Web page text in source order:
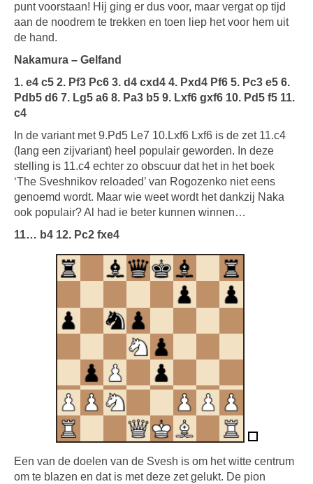
punt voorstaan! Hij ging er dus voor, maar vergat op tijd
aan de noodrem te trekken en toen liep het voor hem uit
de hand.
Nakamura – Gelfand
1. e4 c5 2. Pf3 Pc6 3. d4 cxd4 4. Pxd4 Pf6 5. Pc3 e5 6.
Pdb5 d6 7. Lg5 a6 8. Pa3 b5 9. Lxf6 gxf6 10. Pd5 f5 11.
c4
In de variant met 9.Pd5 Le7 10.Lxf6 Lxf6 is de zet 11.c4
(lang een zijvariant) heel populair geworden. In deze
stelling is 11.c4 echter zo obscuur dat het in het boek
‘The Sveshnikov reloaded’ van Rogozenko niet eens
genoemd wordt. Maar wie weet wordt het dankzij Naka
ook populair? Al had ie beter kunnen winnen…
11… b4 12. Pc2 fxe4
Een van de doelen van de Svesh is om het witte centrum
om te blazen en dat is met deze zet gelukt. De pion